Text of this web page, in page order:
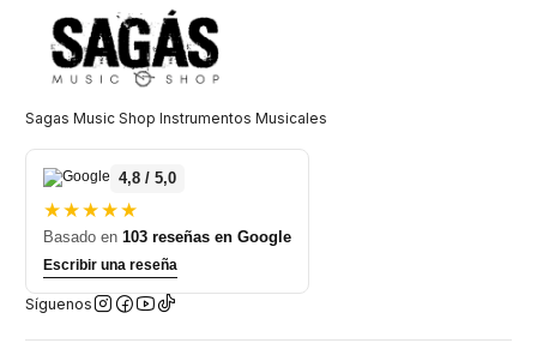
Sagas Music Shop Instrumentos Musicales
4,8 / 5,0
★★★★★
Basado en 103 reseñas en Google
Escribir una reseña
Síguenos